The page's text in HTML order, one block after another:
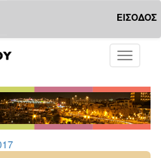
ΕΙΣΟΔΟΣ
Toggle